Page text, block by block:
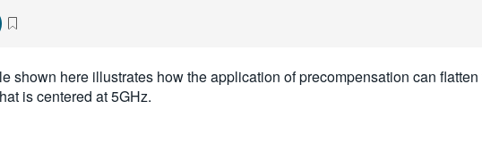
shown here illustrates how the application of precompensation can
is centered at 5GHz.